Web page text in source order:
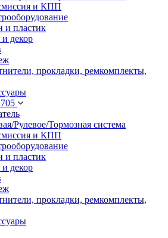
и КПП
и пластик
декор
прокладки, ремкомплекты,
Рулевое/Тормозная система
и КПП
и пластик
декор
прокладки, ремкомплекты,